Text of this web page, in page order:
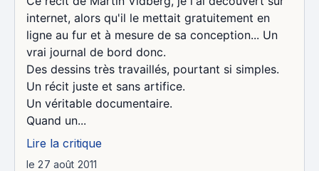
internet, alors qu'il le mettait gratuitement en
ligne au fur et à mesure de sa conception... Un
vrai journal de bord donc.
Des dessins très travaillés, pourtant si simples.
Un récit juste et sans artifice.
Un véritable documentaire.
Quand un...
Lire la critique
le 27 août 2011